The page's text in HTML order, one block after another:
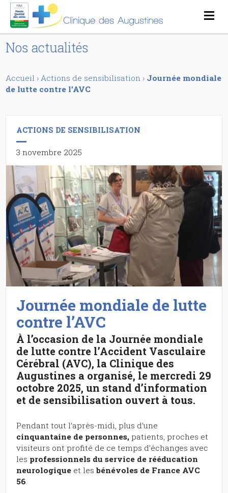
Nos actualités
Accueil › Actions de sensibilisation › Journée mondiale
de lutte contre l’AVC
ACTIONS DE SENSIBILISATION
3 novembre 2025
Journée mondiale de lutte
contre l’AVC
À l’occasion de la Journée mondiale
de lutte contre l’Accident Vasculaire
Cérébral (AVC), la Clinique des
Augustines a organisé, le mercredi 29
octobre 2025, un stand d’information
et de sensibilisation ouvert à tous.
Pendant tout l’après-midi, plus d’une
cinquantaine de personnes,patients, proches et
visiteurs ont profité de ce temps d’échanges avec
les professionnels du service de rééducation
neurologique et lesbénévoles de France AVC
56